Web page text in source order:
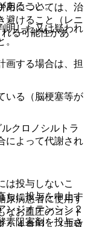
用については、治
避けること（レニ
る可能性があ
いる（脳梗塞等が
は投与しないこ
ちに投与を中止す
ンジオテンシン２
素阻害剤を投与さ
あること。
明した又は疑われ
する場合は、担
クロノシルトラ
によって代謝され
尿病患者に使用す
なお血圧のコント
．４参照〕［非致